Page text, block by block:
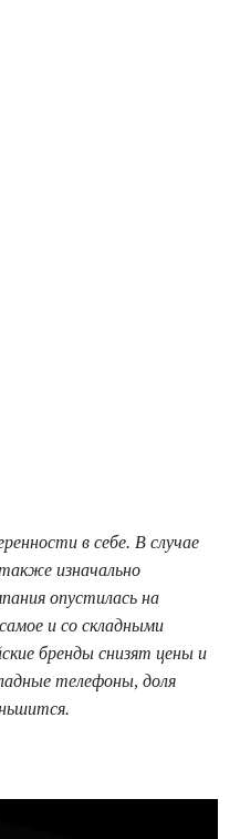
в себе. В случае
изначально
опустилась на
и со складными
бренды снизят цены и
телефоны, доля